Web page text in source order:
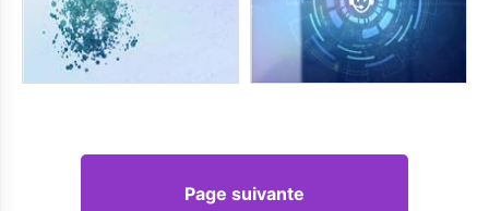
Page suivante